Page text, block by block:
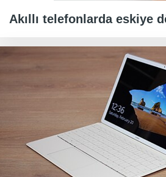
Akıllı telefonlarda eskiye